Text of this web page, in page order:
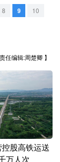
山西
江西
重庆
西藏
宁夏
8 9
10
责任编辑:周楚卿 】
股高铁运送
万人次